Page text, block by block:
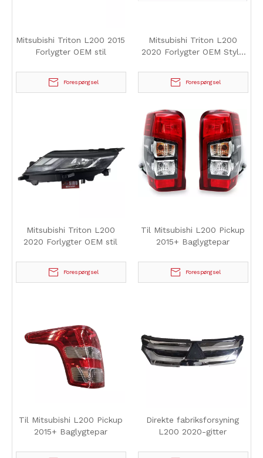
Mitsubishi Triton L200 2015
Forlygter OEM stil
Forespørgsel
Mitsubishi Triton L200
2020 Forlygter OEM Style
Forespørgsel
Mitsubishi Triton L200
2020 Forlygter OEM stil
Forespørgsel
Til Mitsubishi L200 Pickup
2015+ Baglygtepar
Forespørgsel
Til Mitsubishi L200 Pickup
2015+ Baglygtepar
Direkte fabriksforsyning
L200 2020-gitter